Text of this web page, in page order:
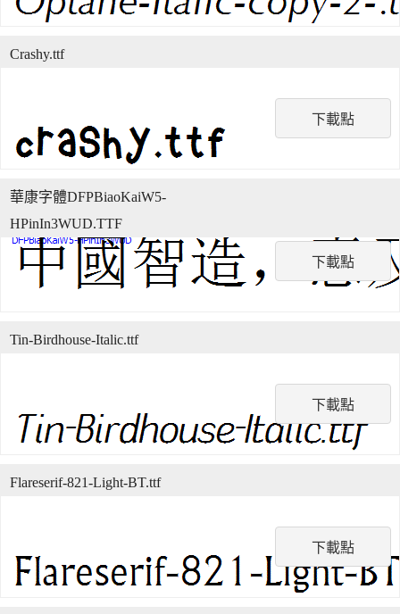
下載點
Crashy.ttf
下載點
華康字體DFPBiaoKaiW5-
HPinIn3WUD.TTF
下載點
Tin-Birdhouse-Italic.ttf
下載點
Flareserif-821-Light-BT.ttf